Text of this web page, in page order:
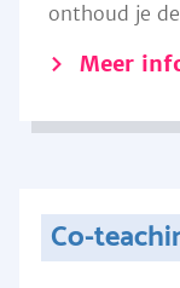
onthoud je
Meer
Co-